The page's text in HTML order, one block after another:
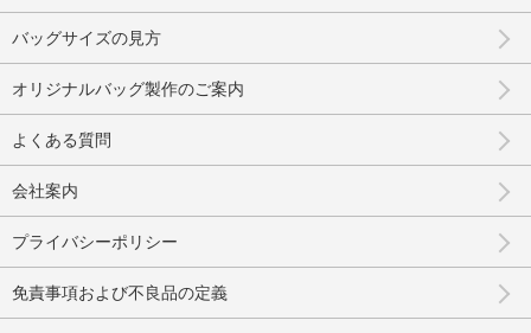
バッグサイズの見方
オリジナルバッグ製作のご案内
よくある質問
会社案内
プライバシーポリシー
免責事項および不良品の定義